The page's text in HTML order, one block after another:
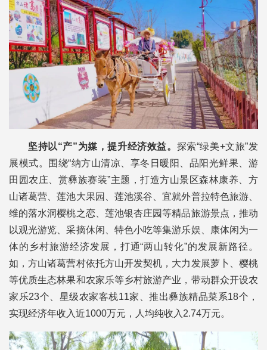
坚持以“产”为媒，提升经济效益。 探索“绿美+文旅”发
展模式。围绕“纳方山清凉、享冬日暖阳、品阳光鲜果、游
田园农庄、赏彝族赛装”主题，打造方山景区森林康养、方
山诸葛营、莲池大果园、莲池溪谷、宜就外普拉特色旅游、
维的落水洞樱桃之恋、莲池银杏庄园等精品旅游景点，推动
以观光游览、采摘休闲、特色小吃等集游乐娱、康体闲为一
体的乡村旅游经济发展，打通“两山转化”的发展新路径。
如，方山诸葛营村依托方山开发契机，大力发展萝卜、樱桃
等优质生态林果和农家乐等乡村旅游产业，带动群众开设农
家乐23个、星级农家客栈11家、推出彝族精品菜系18个，
实现经济年收入近1000万元，人均纯收入2.74万元。